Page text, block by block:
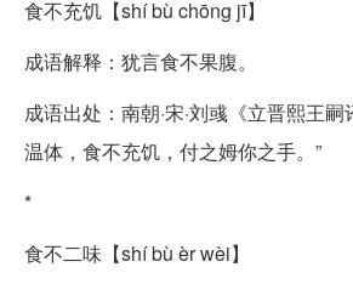
食不充饥【shí bù chōng jī】
成语解释：犹言食不果腹。
成语出处：南朝·宋·刘彧《立晋熙王
温体，食不充饥，付之姆你之手。”
*
食不二味【shí bù èr wèi】